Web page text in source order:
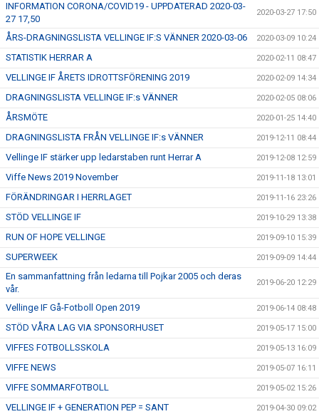
INFORMATION CORONA/COVID19 - UPPDATERAD 2020-03-
27 17,50
2020-03-27 17:50
ÅRS-DRAGNINGSLISTA VELLINGE IF:S VÄNNER 2020-03-06 2020-03-09 10:24
STATISTIK HERRAR A 2020-02-11 08:47
VELLINGE IF ÅRETS IDROTTSFÖRENING 2019 2020-02-09 14:34
DRAGNINGSLISTA VELLINGE IF:s VÄNNER 2020-02-05 08:06
ÅRSMÖTE 2020-01-25 14:40
DRAGNINGSLISTA FRÅN VELLINGE IF:s VÄNNER 2019-12-11 08:44
Vellinge IF stärker upp ledarstaben runt Herrar A 2019-12-08 12:59
Viffe News 2019 November 2019-11-18 13:01
FÖRÄNDRINGAR I HERRLAGET 2019-11-16 23:26
STÖD VELLINGE IF 2019-10-29 13:38
RUN OF HOPE VELLINGE 2019-09-10 15:39
SUPERWEEK 2019-09-09 14:44
En sammanfattning från ledarna till Pojkar 2005 och deras
vår.
2019-06-20 12:29
Vellinge IF Gå-Fotboll Open 2019 2019-06-14 08:48
STÖD VÅRA LAG VIA SPONSORHUSET 2019-05-17 15:00
VIFFES FOTBOLLSSKOLA 2019-05-13 16:09
VIFFE NEWS 2019-05-07 16:11
VIFFE SOMMARFOTBOLL 2019-05-02 15:26
VELLINGE IF + GENERATION PEP = SANT 2019-04-30 09:02